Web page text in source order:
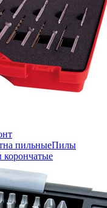
пильныеПилы
корончатые